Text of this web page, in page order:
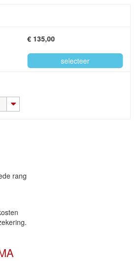
€ 135,00
selecteer
rang